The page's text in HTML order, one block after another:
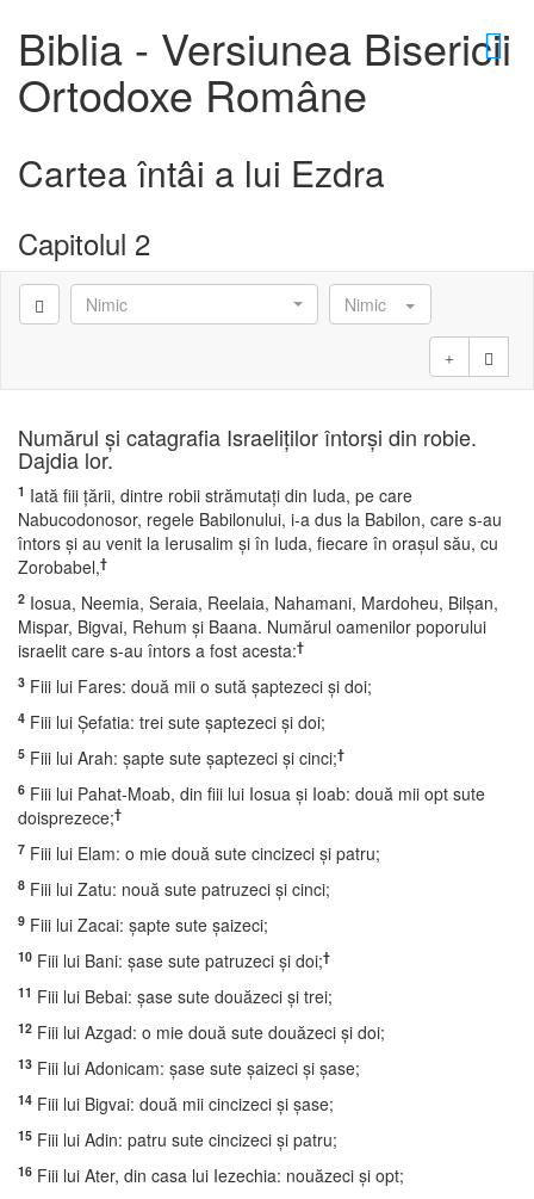
×
Biblia - Versiunea Bisericii
Ortodoxe Române
Cartea întâi a lui Ezdra
Capitolul 2
Nimic Nimic
Numărul şi catagrafia Israeliţilor întorşi din robie.
Dajdia lor.
1 Iată fiii ţării, dintre robii strămutaţi din Iuda, pe care
Nabucodonosor, regele Babilonului, i-a dus la Babilon, care s-au
întors şi au venit la Ierusalim şi în Iuda, fiecare în oraşul său, cu
Zorobabel,†
2 Iosua, Neemia, Seraia, Reelaia, Nahamani, Mardoheu, Bilşan,
Mispar, Bigvai, Rehum şi Baana. Numărul oamenilor poporului
israelit care s-au întors a fost acesta:†
3 Fiii lui Fares: două mii o sută şaptezeci şi doi;
4 Fiii lui Şefatia: trei sute şaptezeci şi doi;
5 Fiii lui Arah: şapte sute şaptezeci şi cinci;†
6 Fiii lui Pahat-Moab, din fiii lui Iosua şi Ioab: două mii opt sute
doisprezece;†
7 Fiii lui Elam: o mie două sute cincizeci şi patru;
8 Fiii lui Zatu: nouă sute patruzeci şi cinci;
9 Fiii lui Zacai: şapte sute şaizeci;
10 Fiii lui Bani: şase sute patruzeci şi doi;†
11 Fiii lui Bebai: şase sute douăzeci şi trei;
12 Fiii lui Azgad: o mie două sute douăzeci şi doi;
13 Fiii lui Adonicam: şase sute şaizeci şi şase;
14 Fiii lui Bigvai: două mii cincizeci şi şase;
15 Fiii lui Adin: patru sute cincizeci şi patru;
16 Fiii lui Ater, din casa lui Iezechia: nouăzeci şi opt;